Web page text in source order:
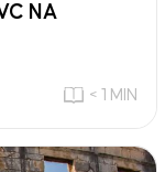
NA
< 1 MIN